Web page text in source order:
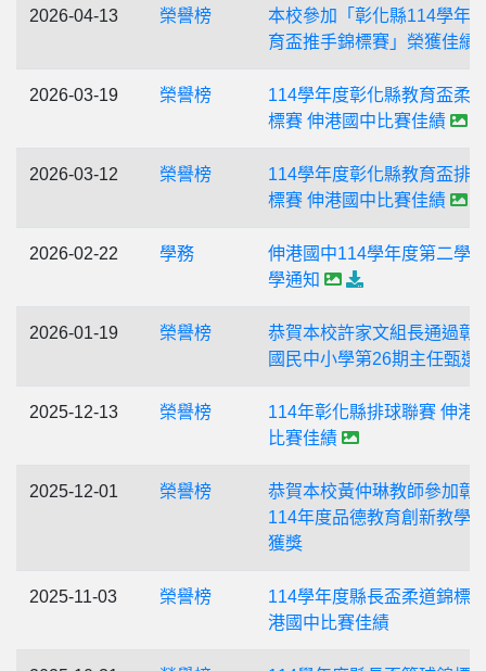
2026-04-13 榮譽榜
本校參加「彰化縣114學年
育盃推手錦標賽」榮獲佳績
2026-03-19 榮譽榜
114學年度彰化縣教育盃柔
標賽 伸港國中比賽佳績
2026-03-12 榮譽榜
114學年度彰化縣教育盃排
標賽 伸港國中比賽佳績
2026-02-22 學務
伸港國中114學年度第二學
學通知
2026-01-19 榮譽榜
恭賀本校許家文組長通過彰
國民中小學第26期主任甄選
2025-12-13 榮譽榜
114年彰化縣排球聯賽 伸港
比賽佳績
2025-12-01 榮譽榜
恭賀本校黃仲琳教師參加彰
114年度品德教育創新教學
獲獎
2025-11-03 榮譽榜
114學年度縣長盃柔道錦標
港國中比賽佳績